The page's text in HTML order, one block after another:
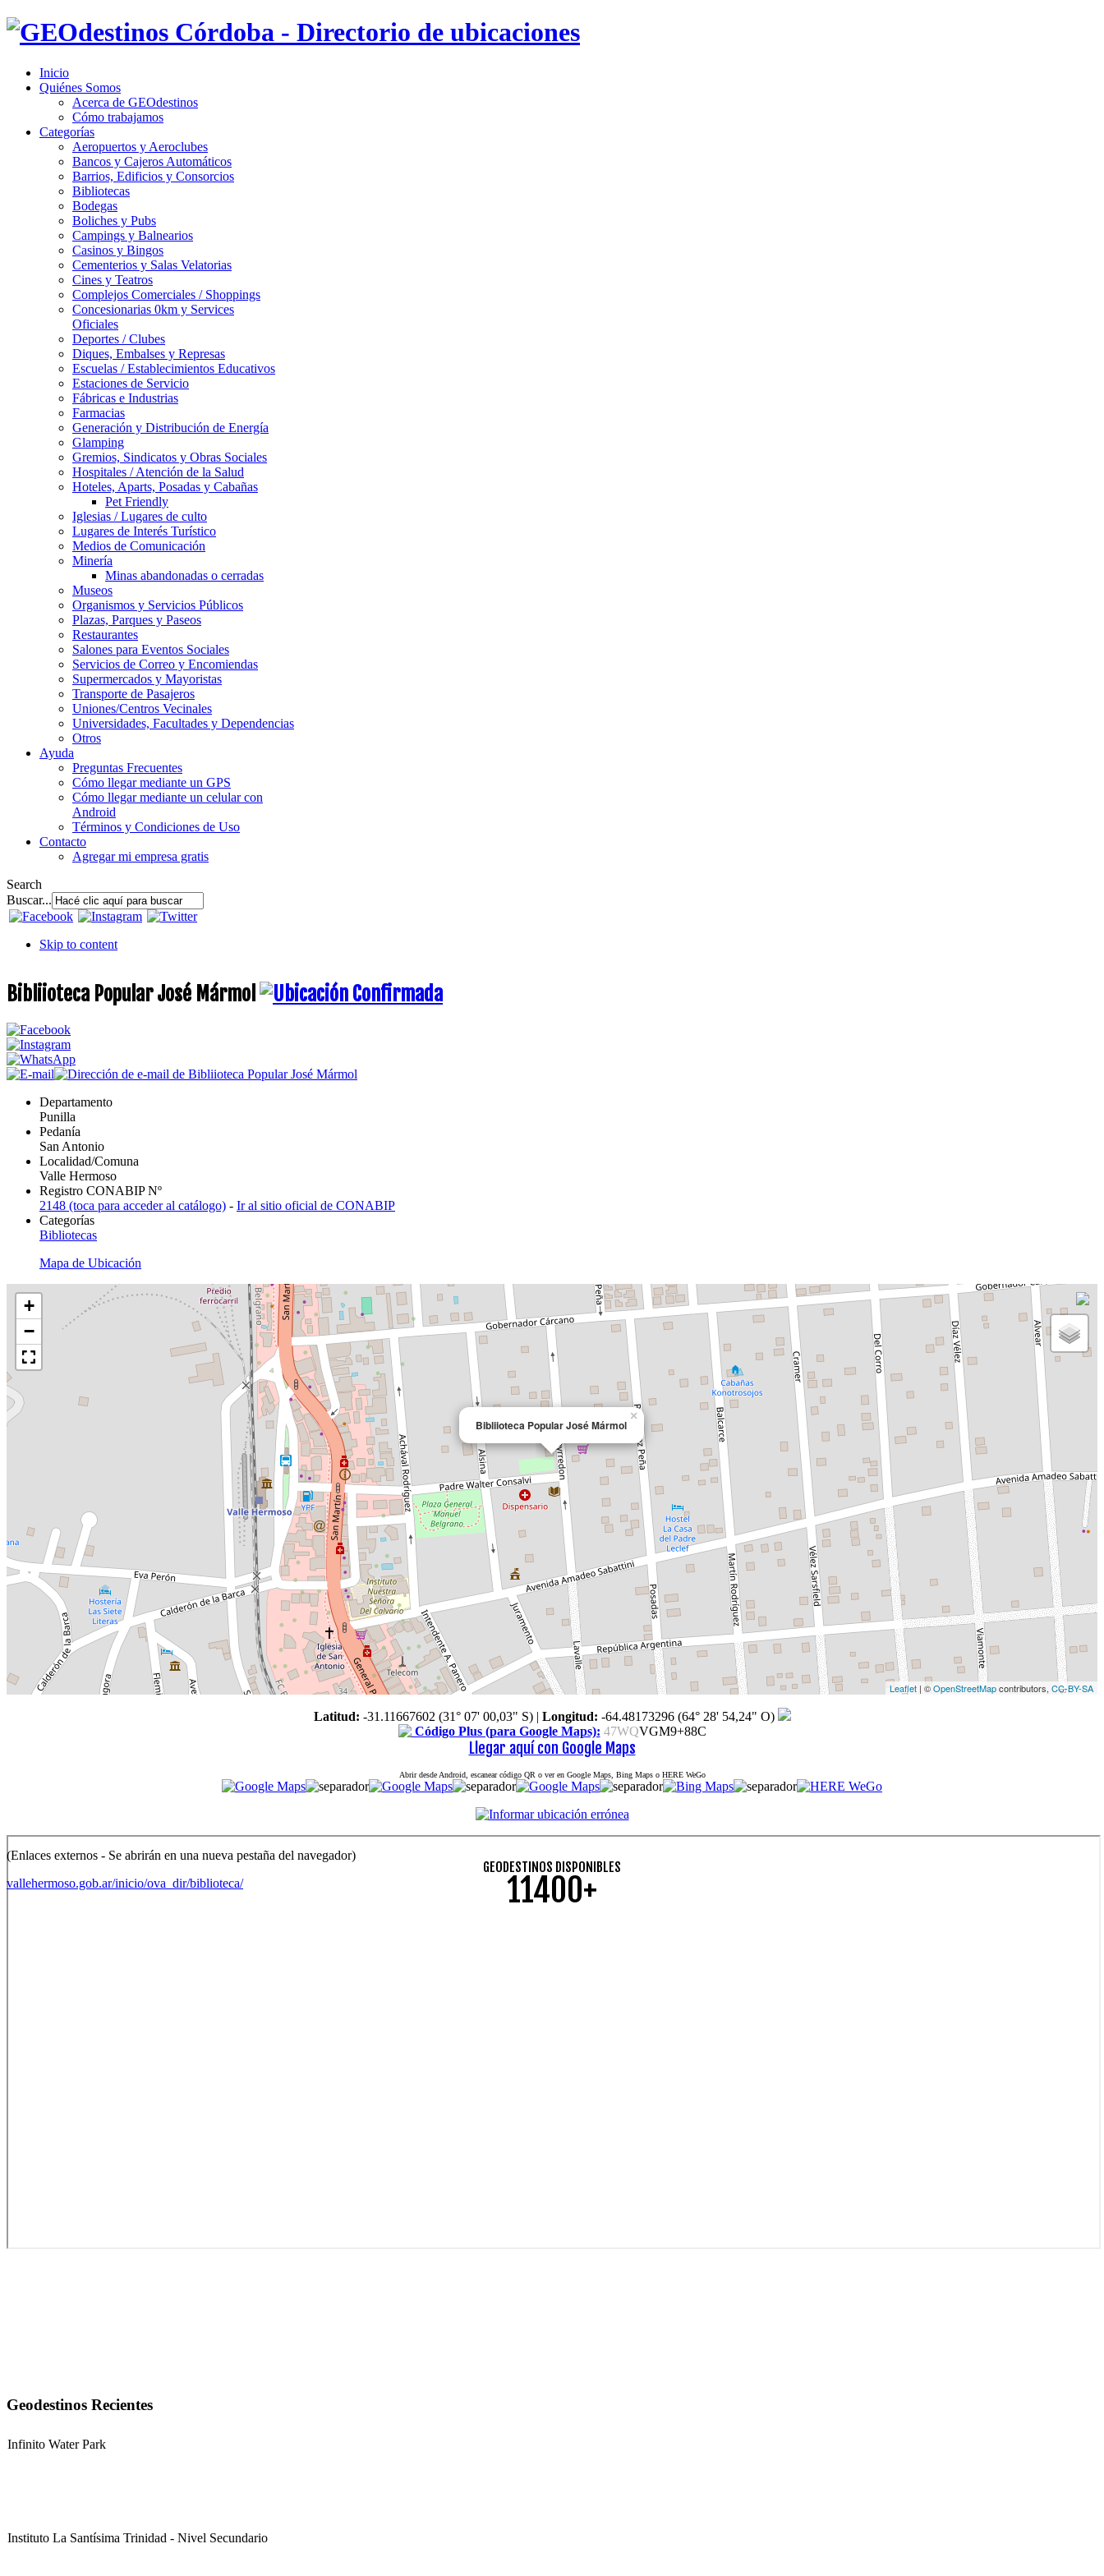
Inicio
Quiénes Somos
Acerca de GEOdestinos
Cómo trabajamos
Categorías
Aeropuertos y Aeroclubes
Bancos y Cajeros Automáticos
Barrios, Edificios y Consorcios
Bibliotecas
Bodegas
Boliches y Pubs
Campings y Balnearios
Casinos y Bingos
Cementerios y Salas Velatorias
Cines y Teatros
Complejos Comerciales / Shoppings
Concesionarias 0km y Services
Oficiales
Deportes / Clubes
Diques, Embalses y Represas
Escuelas / Establecimientos Educativos
Estaciones de Servicio
Fábricas e Industrias
Farmacias
Generación y Distribución de Energía
Glamping
Gremios, Sindicatos y Obras Sociales
Hospitales / Atención de la Salud
Hoteles, Aparts, Posadas y Cabañas
Pet Friendly
Iglesias / Lugares de culto
Lugares de Interés Turístico
Medios de Comunicación
Minería
Minas abandonadas o cerradas
Museos
Organismos y Servicios Públicos
Plazas, Parques y Paseos
Restaurantes
Salones para Eventos Sociales
Servicios de Correo y Encomiendas
Supermercados y Mayoristas
Transporte de Pasajeros
Uniones/Centros Vecinales
Universidades, Facultades y Dependencias
Otros
Ayuda
Preguntas Frecuentes
Cómo llegar mediante un GPS
Cómo llegar mediante un celular con
Android
Términos y Condiciones de Uso
Contacto
Agregar mi empresa gratis
Search
Buscar...
Skip to content
Bibliioteca Popular José Mármol
Departamento
Punilla
Pedanía
San Antonio
Localidad/Comuna
Valle Hermoso
Registro CONABIP Nº
2148 (toca para acceder al catálogo) - Ir al sitio oficial de CONABIP
Categorías
Bibliotecas
Mapa de Ubicación
Bibliioteca Popular José Mármol
×
+
−
Leaflet | ©OpenStreetMapcontributors, CC-BY-SA
Latitud: -31.11667602 (31° 07' 00,03" S)| Longitud: -64.48173296 (64° 28' 54,24" O)
Código Plus (para Google Maps): 47WQVGM9+88C
Llegar aquí con Google Maps
Abrir desde Android, escanear código QR o ver en Google Maps, Bing Maps o HERE WeGo
(Enlaces externos - Se abrirán en una nueva pestaña del navegador)
vallehermoso.gob.ar/inicio/ova_dir/biblioteca/
GEODESTINOS DISPONIBLES
11400+
Geodestinos Recientes
Infinito Water Park
Instituto La Santísima Trinidad - Nivel Secundario